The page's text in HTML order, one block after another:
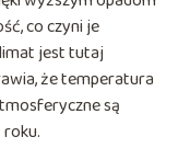
co czyni je
jest tutaj
że temperatura
są